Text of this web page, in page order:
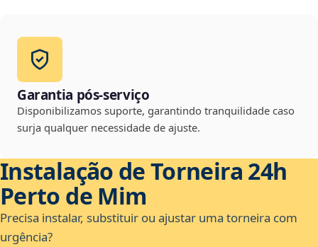
Garantia pós-serviço
Disponibilizamos suporte, garantindo tranquilidade caso
surja qualquer necessidade de ajuste.
Instalação de Torneira 24h
Perto de Mim
Precisa instalar, substituir ou ajustar uma torneira com
urgência?